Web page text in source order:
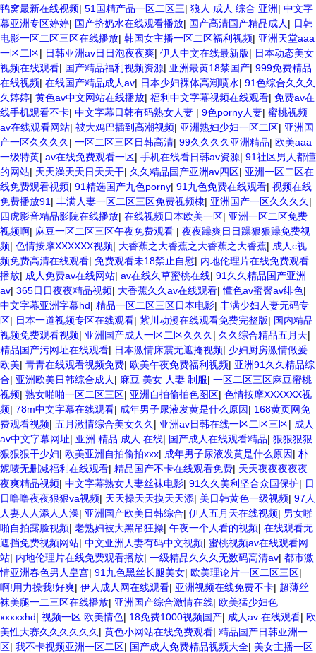
鸭窝最新在线视频| 51国精产品一区二区三| 狼人 成人 综合 亚洲| 中文字
幕亚洲专区婷婷| 国产挤奶水在线观看播放| 国产高清国产精品成人 | 日韩
电影一区二区三区在线播放| 韩国女主播一区二区福利视频| 亚洲天堂aaa
一区二区| 日韩亚洲av日日泡夜夜爽| 伊人中文在线最新版| 日本动态美女
视频在线观看| 国产精品福利视频资源| 亚洲最黄18禁国产| 999免费精品
在线视频| 在线国产精品成人av| 日本少妇裸体高潮喷水| 91色综合久久久
久婷婷| 黄色av中文网站在线播放| 福利中文字幕视频在线观看| 免费av在
线手机观看不卡| 中文字幕日韩有码熟女人妻 | 9色porny人妻| 蜜桃视频
av在线观看网站| 被大鸡巴插到高潮视频| 亚洲熟妇少妇一区二区| 亚洲国
产一区久久久久 | 一区二区三区日韩高清| 99久久久久亚洲精品| 欧美aaa
一级特黄| av在线免费观看一区| 手机在线看日韩av资源| 91社区男人都懂
的网站| 天天澡天天日天天干| 久久精品国产亚洲av四区| 亚洲一区二区在
线免费观看视频| 91精选国产九色porny| 91九色免费在线观看| 视频在线
免费播放91 | 丰满人妻一区二区三区免费视频棣| 亚洲国产一区久久久久 |
四虎影音精品影院在线播放| 在线视频日本欧美一区| 亚洲一区二区免费
视频啊| 麻豆一区二区三区午夜免费观看 | 夜夜躁爽日日躁狠狠躁免费视
频| 色情按摩XXXXXX视频| 大香蕉之大香蕉之大香蕉之大香蕉| 成人c视
频免费高清在线观看| 免费观看未18禁止自慰| 内地伦理片在线免费观看
播放| 成人免费av在线网站| av在线久草蜜桃在线| 91久久精品国产亚洲
av| 365日日夜夜精品视频| 大香蕉久久av在线观看|懂色av蜜臀av绯色|
中文字幕亚洲字幕hd| 精品一区二区三区日本电影| 丰满少妇人妻无码专
区| 日本一道视频专区在线观看| 紫川动漫在线观看免费完整版| 国内精品
视频免费观看视频| 亚洲国产成人一区二区久久久 | 久久综合精品五月天|
精品国产污网址在线观看| 日本激情床震无遮掩视频| 少妇厨房激情做爰
欧美| 青青在线观看视频免费| 欧美午夜免费福利视频| 亚洲91久久精品综
合| 亚洲欧美日韩综合成人 | 麻豆 美女 人妻 制服| 一区二区三区麻豆蜜桃
视频| 熟女啪啪一区二区三区| 亚洲自拍偷拍色图区| 色情按摩XXXXXX视
频| 78m中文字幕在线观看| 成年男子尿液发黄是什么原因| 168黄页网免
费观看视频| 五月激情综合美女久久 | 亚洲av日韩在线一区二区三区| 成人
av中文字幕网址| 亚洲 精品 成人 在线| 国产成人在线观看精品| 狠狠狠狠
狠狠狠干少妇| 欧美亚洲自拍偷拍xxx| 成年男子尿液发黄是什么原因| 朴
妮唛无删减福利在线观看| 精品国产不卡在线观看免费| 天天夜夜夜夜夜
夜爽精品视频| 中文字幕熟女人妻丝袜电影| 91久久美利坚合众国保护| 日
日噜噜夜夜狠狠va视频| 天天操天天摸天天添| 美日韩黄色一级视频| 97人
人妻人人添人人澡| 亚洲国产欧美日韩综合| 伊人五月天在线视频| 男女啪
啪自拍露脸视频| 老熟妇被大黑吊狂操| 午夜一个人看的视频| 在线观看无
遮挡免费视频网站| 中文亚洲人妻有码中文视频| 蜜桃视频av在线观看网
站| 内地伦理片在线免费观看播放| 一级精品久久久无数码高清av| 都市激
情亚洲春色男人皇宫| 91九色黑丝长腿美女| 欧美理论片一区二区三区|
啊!用力操我!好爽| 伊人成人网在线观看| 亚洲视频在线免费不卡| 超薄丝
袜美腿一二三区在线播放| 亚洲国产综合激情在线| 欧美猛少妇色
xxxxxhd| 视频一区 欧美情色| 18免费1000视频国产| 成人av 在线观看| 欧
美性大赛久久久久久久 | 黄色小网站在线免费观看| 精品国产日韩亚洲一
区| 我不卡视频亚洲一区二区| 国产成人免费精品视频大全| 美女主播一区